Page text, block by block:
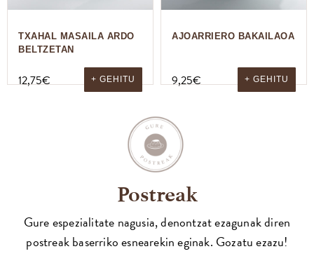
TXAHAL MASAILA ARDO
BELTZETAN
12,75€ + GEHITU
AJOARRIERO BAKAILAOA
9,25€ + GEHITU
Postreak
Gure espezialitate nagusia, denontzat ezagunak diren
postreak baserriko esnearekin eginak. Gozatu ezazu!